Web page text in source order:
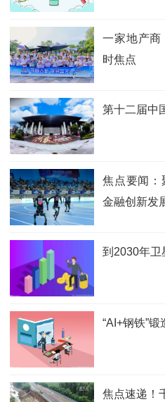
一家地产商
时焦点
第十二届中
焦点要闻
金融创新发
到2030年卫
“AI+钢铁”
焦点速递！